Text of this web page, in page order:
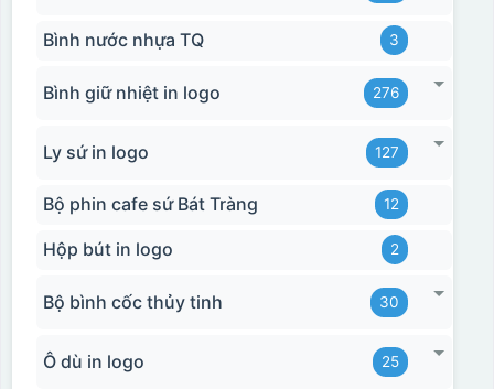
Bình nước nhựa TQ 3
Bình giữ nhiệt in logo 276
Ly sứ in logo 127
Bộ phin cafe sứ Bát Tràng 12
Hộp bút in logo 2
Bộ bình cốc thủy tinh 30
Ô dù in logo 25